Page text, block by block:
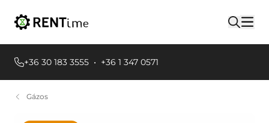
+36 30 183 3555 • +36 1 347 0571
Gázos